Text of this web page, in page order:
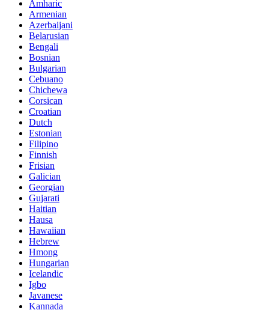
Amharic
Armenian
Azerbaijani
Belarusian
Bengali
Bosnian
Bulgarian
Cebuano
Chichewa
Corsican
Croatian
Dutch
Estonian
Filipino
Finnish
Frisian
Galician
Georgian
Gujarati
Haitian
Hausa
Hawaiian
Hebrew
Hmong
Hungarian
Icelandic
Igbo
Javanese
Kannada